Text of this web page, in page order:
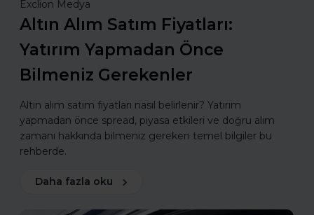
Exclion Medya
Altın Alım Satım Fiyatları:
Yatırım Yapmadan Önce
Bilmeniz Gerekenler
Altın alım satım fiyatları nasıl belirlenir? Yatırım
yapmadan önce spread, piyasa etkileri ve doğru alım
zamanı hakkında bilmeniz gereken temel bilgiler bu
rehberde.
Daha fazla oku